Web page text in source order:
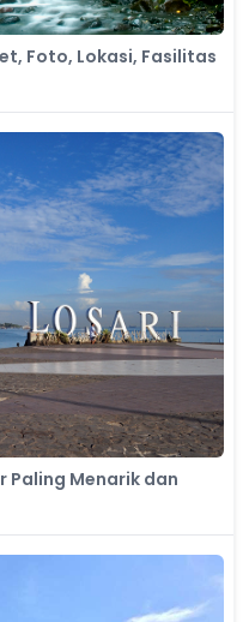
Foto, Lokasi, Fasilitas
Paling Menarik dan